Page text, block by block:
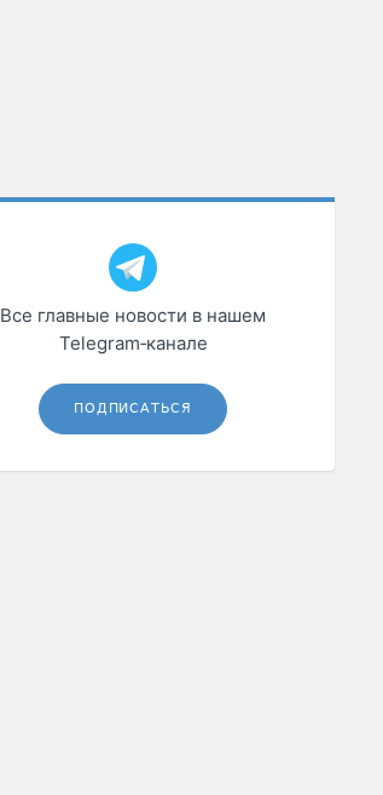
Все главные новости в нашем
Telegram‑канале
ПОДПИСАТЬСЯ